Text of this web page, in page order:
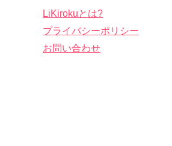
LiKirokuとは?
プライバシーポリシー
お問い合わせ